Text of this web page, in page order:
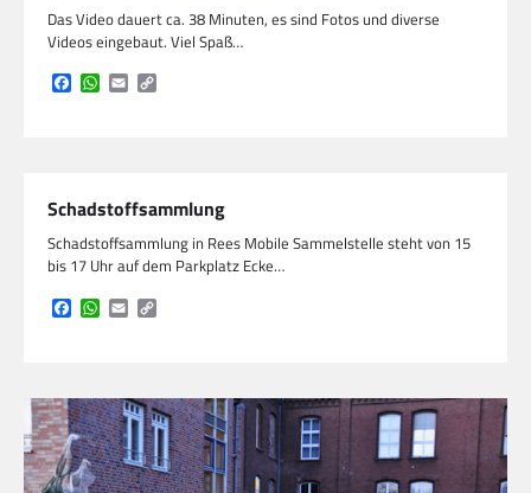
Das Video dauert ca. 38 Minuten, es sind Fotos und diverse
Videos eingebaut. Viel Spaß…
Facebook
WhatsApp
Email
Schadstoffsammlung
Schadstoffsammlung in Rees Mobile Sammelstelle steht von 15
bis 17 Uhr auf dem Parkplatz Ecke…
Facebook
WhatsApp
Email